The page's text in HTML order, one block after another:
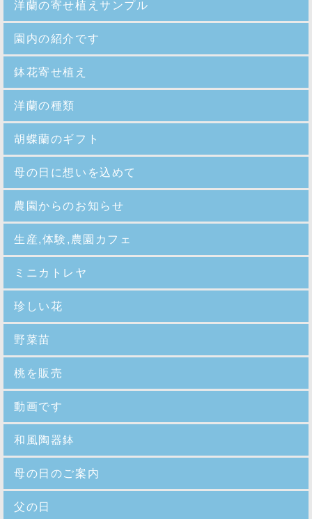
洋蘭の寄せ植えサンプル
園内の紹介 です
鉢花寄せ植え
洋蘭の種類
胡蝶蘭のギフト
母の日に想いを込めて
農園からのお知らせ
生産,体験,農園カフェ
ミニカトレヤ
珍しい花
野菜苗
桃を販売
動画です
和風陶器鉢
母の日のご案内
父の日